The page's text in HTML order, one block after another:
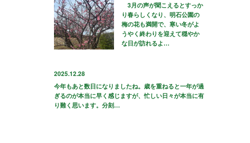
3月の声が聞こえるとすっか
り春らしくなり、明石公園の
梅の花も満開で、寒い冬がよ
うやく終わりを迎えて穏やか
な日が訪れるよ…
2025.12.28
今年もあと数日になりましたね。歳を重ねると一年が過
ぎるのが本当に早く感じますが、忙しい日々が本当に有
り難く思います。分刻…